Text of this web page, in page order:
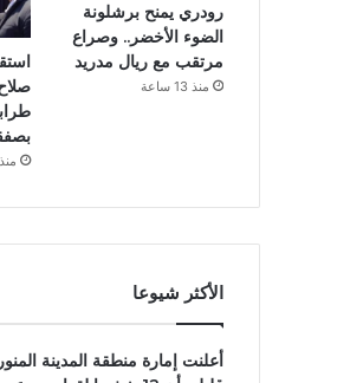
رودري يمنح برشلونة
الضوء الأخضر.. وصراع
مرتقب مع ريال مدريد
منذ 13 ساعة
الأكثر شيوعا
أعلنت إمارة منطقة المدينة